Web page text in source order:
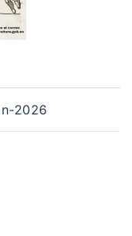
2026